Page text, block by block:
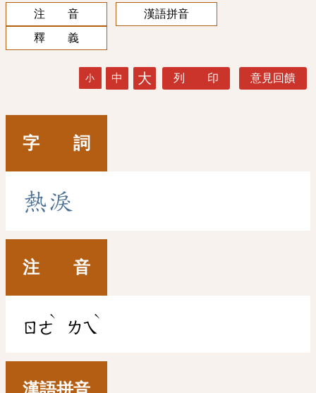
注 音
漢語拼音
釋 義
小 中 大 列 印 意見回饋
字 詞
熱淚
注 音
ㄖㄜ
ˋ
ㄌㄟ
ˋ